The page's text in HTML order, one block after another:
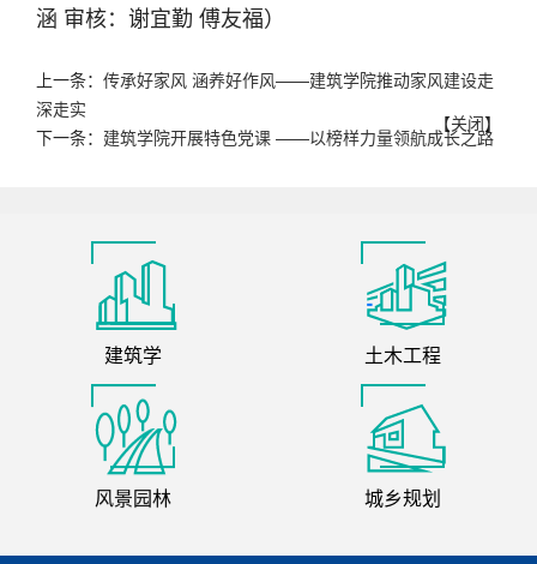
涵 审核：谢宜勤 傅友福）
上一条： 传承好家风 涵养好作风——建筑学院推动家风建设走
深走实
下一条： 建筑学院开展特色党课 ——以榜样力量领航成长之路
【关闭】
建筑学 土木工程
风景园林 城乡规划